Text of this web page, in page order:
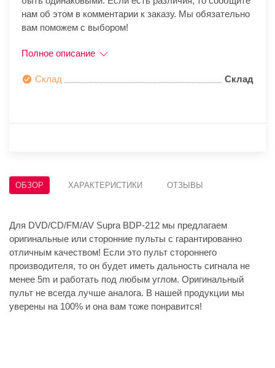
нам об этом в комментарии к заказу. Мы обязательно
вам поможем с выбором!
Полное описание
Склад Склад
ОБЗОР ХАРАКТЕРИСТИКИ ОТЗЫВЫ
Для DVD/CD/FM/AV Supra BDP-212 мы предлагаем
оригинальные или сторонние пульты с гарантированно
отличным качеством! Если это пульт стороннего
производителя, то он будет иметь дальность сигнала не
менее 5m и работать под любым углом. Оригинальный
пульт не всегда лучше аналога. В нашей продукции мы
уверены на 100% и она вам тоже понравится!